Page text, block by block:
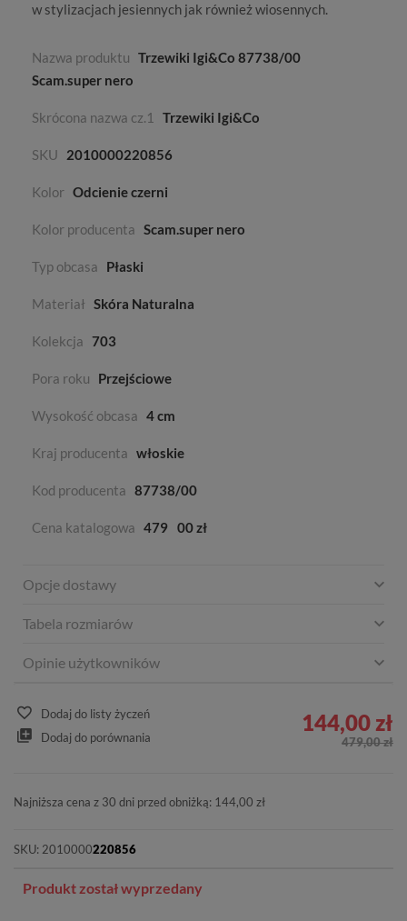
w stylizacjach jesiennych jak również wiosennych.
Nazwa produktu Trzewiki Igi&Co 87738/00
Scam.super nero
Skrócona nazwa cz.1 Trzewiki Igi&Co
SKU 2010000220856
Kolor Odcienie czerni
Kolor producenta Scam.super nero
Typ obcasa Płaski
Materiał Skóra Naturalna
Kolekcja 703
Pora roku Przejściowe
Wysokość obcasa 4 cm
Kraj producenta włoskie
Kod producenta 87738/00
Cena katalogowa 479 00 zł
Opcje dostawy
Tabela rozmiarów
Opinie użytkowników
Dodaj do listy życzeń
Dodaj do porównania
144,00 zł
479,00 zł
Najniższa cena z 30 dni przed obniżką: 144,00 zł
SKU: 2010000220856
Produkt został wyprzedany